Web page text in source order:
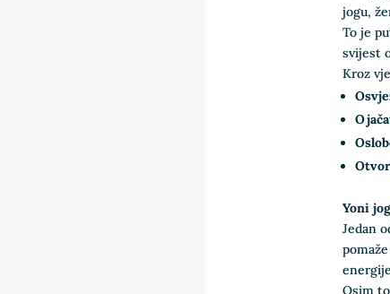
jogu,
To je
svijest
Kroz
Yoni
Jedan
Osim